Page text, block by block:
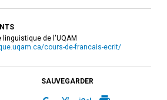
linguistique de l'UQAM
cours-de-francais-ecrit/
SAUVEGARDER